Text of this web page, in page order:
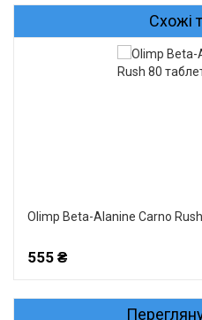
Схожі
Olimp Beta-Alanine Carno
555 ₴